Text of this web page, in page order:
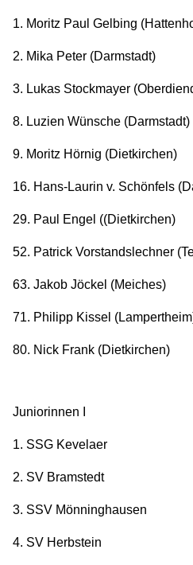
1. Moritz Paul Gelbing
2. Mika Peter
3. Lukas Stockmayer
8. Luzien Wünsche
9. Moritz Hörnig
16. Hans-Laurin v. Schönfels
29. Paul Engel
52. Patrick Vorstandslechner
63. Jakob Jöckel
71. Philipp Kissel
80. Nick Frank
Juniorinnen I
1. SSG
2. SV
3. SSV
4. SV